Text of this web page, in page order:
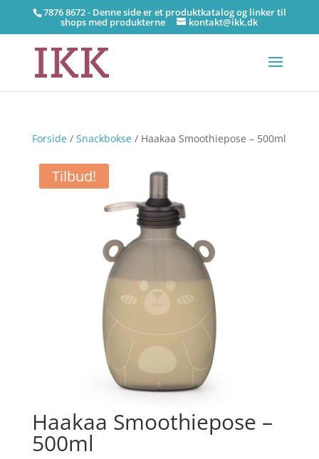
7876 8672 - Denne side er et produktkatalog og linker til
shops med produkterne kontakt@ikk.dk
Forside/ Snackbokse/ Haakaa Smoothiepose – 500ml
Tilbud!
Haakaa Smoothiepose –
500ml